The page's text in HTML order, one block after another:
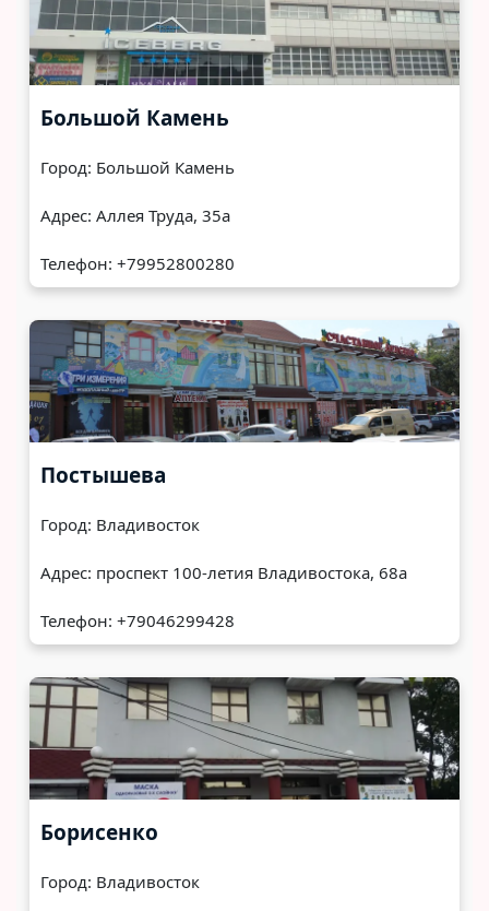
Большой Камень
Город: Большой Камень
Адрес: Аллея Труда, 35а
Телефон: +79952800280
Постышева
Город: Владивосток
Адрес: проспект 100-летия Владивостока, 68а
Телефон: +79046299428
Борисенко
Город: Владивосток